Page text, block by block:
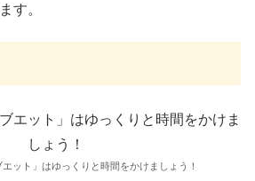
す。
ット」はゆっくりと時間をかけましょう！